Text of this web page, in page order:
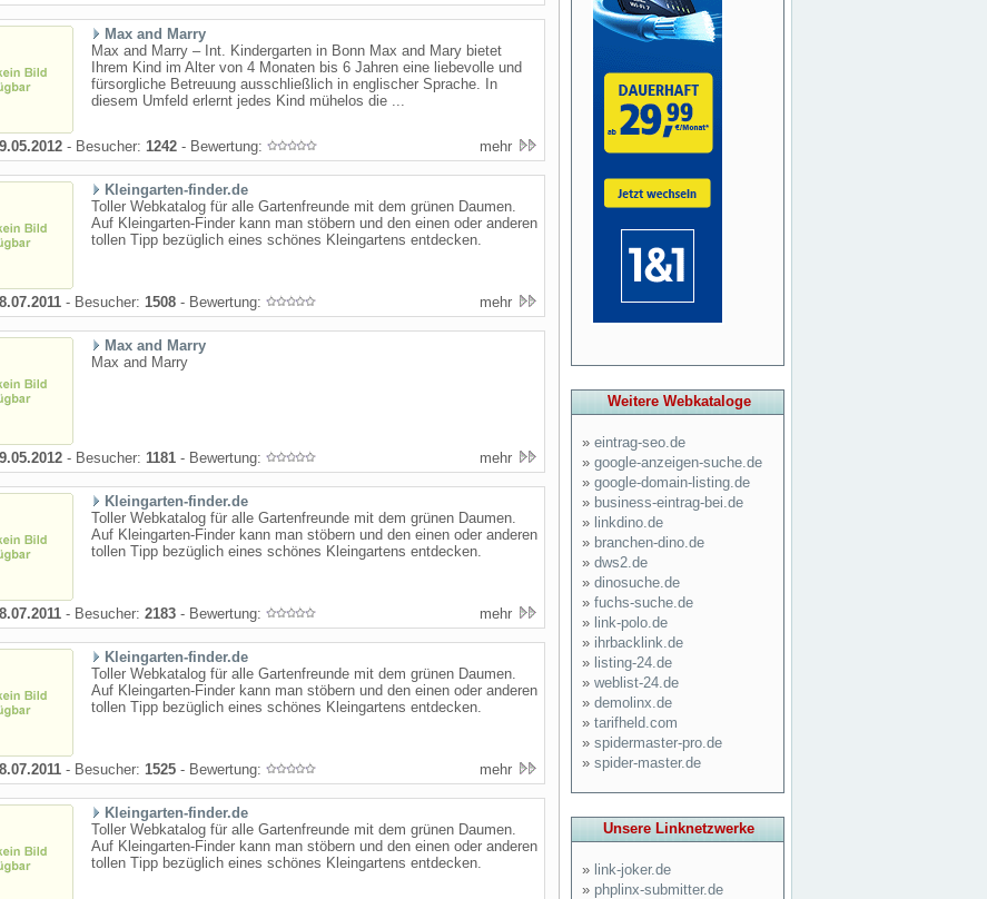
Max and Marry
Max and Marry – Int. Kindergarten in Bonn Max and Mary bietet
Ihrem Kind im Alter von 4 Monaten bis 6 Jahren eine liebevolle und
fürsorgliche Betreuung ausschließlich in englischer Sprache. In
diesem Umfeld erlernt jedes Kind mühelos die ...
- Besucher: 1242 - Bewertung: mehr
Kleingarten-finder.de
Toller Webkatalog für alle Gartenfreunde mit dem grünen Daumen.
Auf Kleingarten-Finder kann man stöbern und den einen oder anderen
tollen Tipp bezüglich eines schönes Kleingartens entdecken.
- Besucher: 1508 - Bewertung: mehr
Max and Marry
Max and Marry
- Besucher: 1181 - Bewertung: mehr
Kleingarten-finder.de
Toller Webkatalog für alle Gartenfreunde mit dem grünen Daumen.
Auf Kleingarten-Finder kann man stöbern und den einen oder anderen
tollen Tipp bezüglich eines schönes Kleingartens entdecken.
- Besucher: 2183 - Bewertung: mehr
Kleingarten-finder.de
Toller Webkatalog für alle Gartenfreunde mit dem grünen Daumen.
Auf Kleingarten-Finder kann man stöbern und den einen oder anderen
tollen Tipp bezüglich eines schönes Kleingartens entdecken.
- Besucher: 1525 - Bewertung: mehr
Kleingarten-finder.de
Toller Webkatalog für alle Gartenfreunde mit dem grünen Daumen.
Auf Kleingarten-Finder kann man stöbern und den einen oder anderen
tollen Tipp bezüglich eines schönes Kleingartens entdecken.
Weitere Webkataloge
» eintrag-seo.de
» google-anzeigen-suche.de
» google-domain-listing.de
» business-eintrag-bei.de
» linkdino.de
» branchen-dino.de
» dws2.de
» dinosuche.de
» fuchs-suche.de
» link-polo.de
» ihrbacklink.de
» listing-24.de
» weblist-24.de
» demolinx.de
» tarifheld.com
» spidermaster-pro.de
» spider-master.de
Unsere Linknetzwerke
» link-joker.de
» phplinx-submitter.de